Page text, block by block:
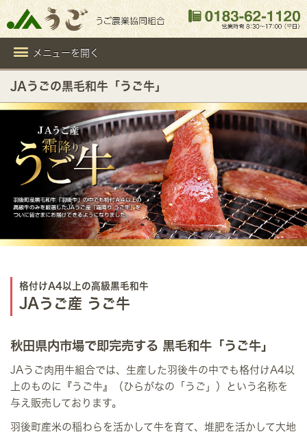
メニューを開く
JAうごの黒毛和牛「うご牛」
格付けA4以上の高級黒毛和牛
JAうご産 うご牛
秋田県内市場で即完売する 黒毛和牛「うご牛」
JAうご肉用牛組合では、生産した羽後牛の中でも格付けA4以
上のものに『うご牛』（ひらがなの「うご」）という名称を
与え販売しております。
羽後町産米の稲わらを活かして牛を育て、堆肥を活かして大地